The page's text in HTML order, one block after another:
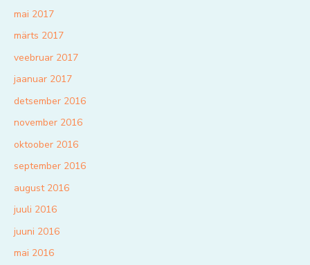
mai 2017
märts 2017
veebruar 2017
jaanuar 2017
detsember 2016
november 2016
oktoober 2016
september 2016
august 2016
juuli 2016
juuni 2016
mai 2016